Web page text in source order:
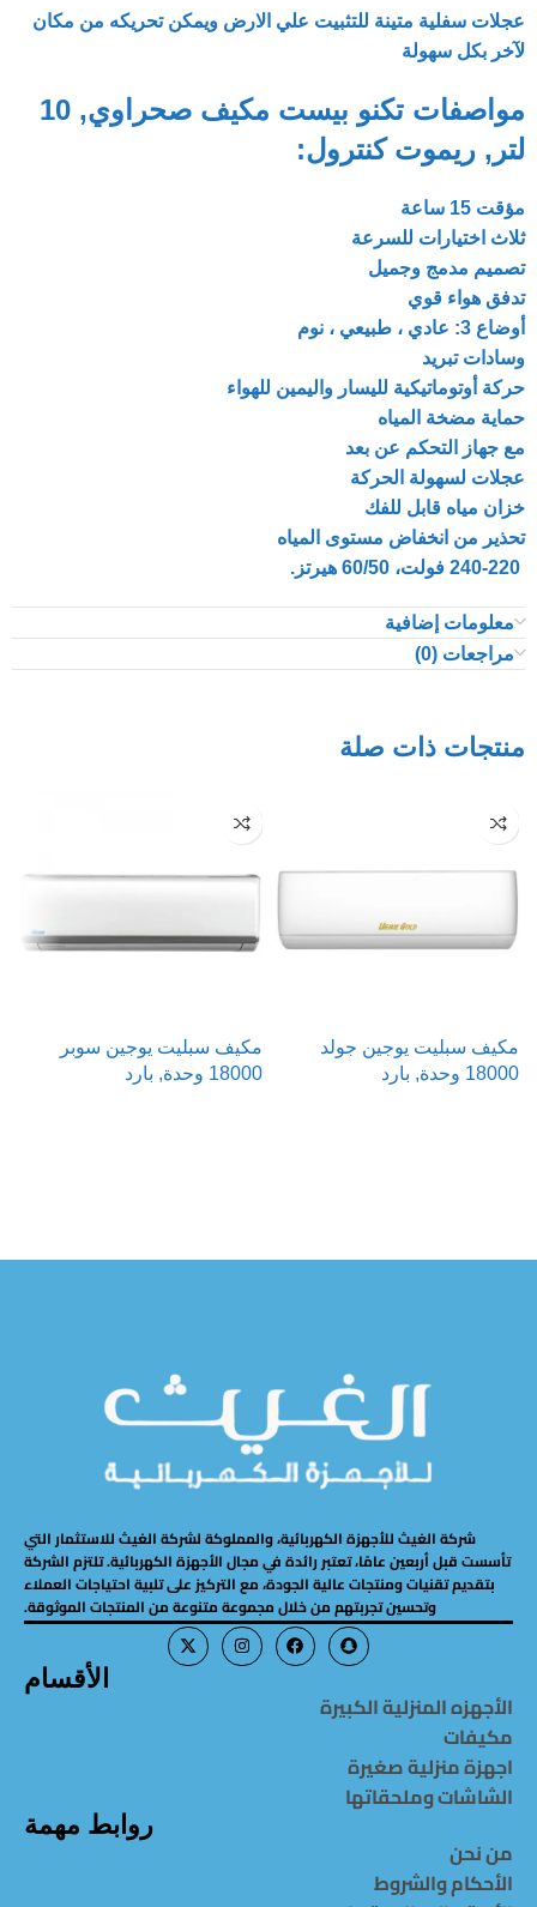
عجلات سفلية متينة للتثبيت علي الارض ويمكن تحريكه من مكان
لآخر بكل سهولة
مواصفات تكنو بيست مكيف صحراوي, 10
لتر, ريموت كنترول:
مؤقت 15 ساعة
ثلاث اختيارات للسرعة
تصميم مدمج وجميل
تدفق هواء قوي
أوضاع 3: عادي ، طبيعي ، نوم
وسادات تبريد
حركة أوتوماتيكية لليسار واليمين للهواء
حماية مضخة المياه
مع جهاز التحكم عن بعد
عجلات لسهولة الحركة
خزان مياه قابل للفك
تحذير من انخفاض مستوى المياه
معلومات إضافية
مراجعات (0)
منتجات ذات صلة
مكيف سبليت يوجين جولد
18000 وحدة, بارد
مكيف سبليت يوجين سوبر
18000 وحدة, بارد
شركة الغيث للأجهزة الكهربائية، والمملوكة لشركة الغيث للاستثمار التي
تأسست قبل أربعين عامًا، تعتبر رائدة في مجال الأجهزة الكهربائية. تلتزم الشركة
بتقديم تقنيات ومنتجات عالية الجودة، مع التركيز على تلبية احتياجات العملاء
وتحسين تجربتهم من خلال مجموعة متنوعة من المنتجات الموثوقة.
الأقسام
الأجهزه المنزلية الكبيرة
مكيفات
اجهزة منزلية صغيرة
الشاشات وملحقاتها
روابط مهمة
من نحن
الأحكام والشروط